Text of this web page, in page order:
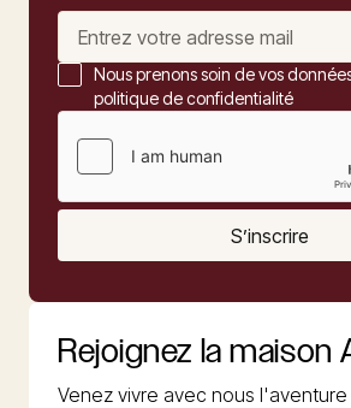
Nous prenons soin de vos
politique de confidentialité
S’inscrire
Rejoignez la maison
Venez vivre avec nous